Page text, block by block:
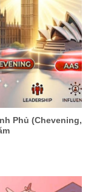
Phủ (Chevening,